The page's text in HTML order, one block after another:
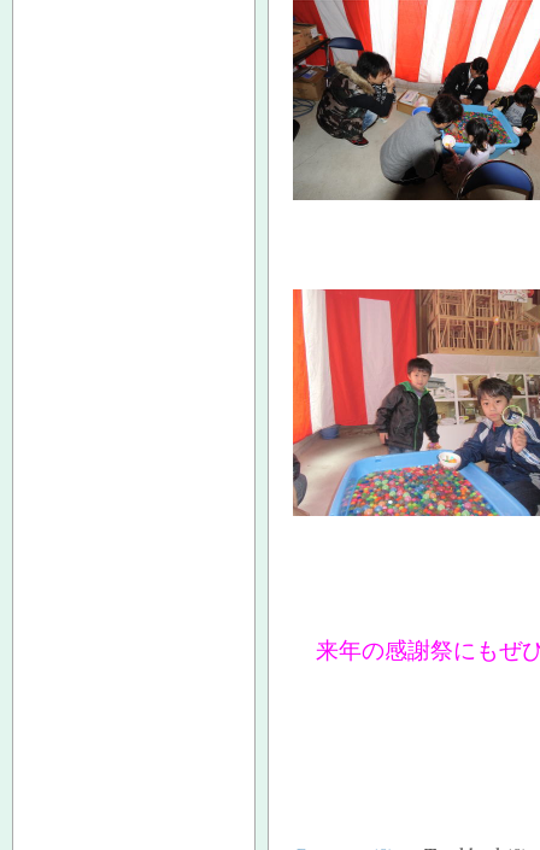
来年の感謝祭にもぜ